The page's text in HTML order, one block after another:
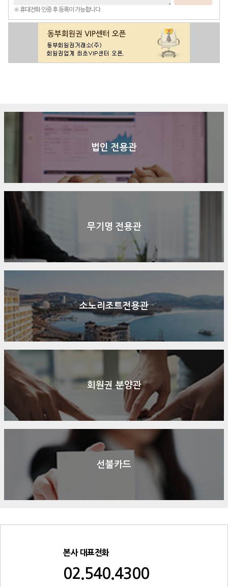
※ 휴대전화 인증 후 등록이 가능합니다.
구매문의 상담신청
법인 전용관
무기명 전용관
소노리조트전용관
회원권 분양관
선불카드
본사 대표전화
02.540.4300